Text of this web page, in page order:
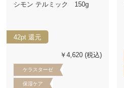
シモン テルミック 150g
42pt 還元
￥4,620 (税込)
ケラスターゼ
保湿ケア